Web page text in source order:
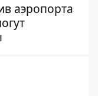
аэропорта